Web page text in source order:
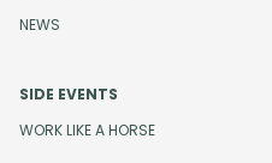
NEWS
SIDE EVENTS
WORK LIKE A HORSE